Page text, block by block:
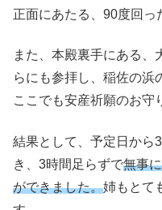
正面にあたる、90度回っ
また、本殿裏手にある、
らにも参拝し、稲佐の浜
ここでも安産祈願のお守
結果として、予定日から
き、3時間足らずで無事
ができました。姉もとて